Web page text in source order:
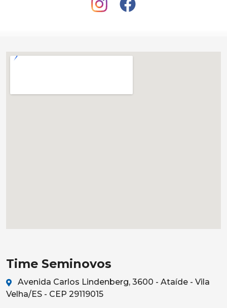
Time Seminovos
Avenida Carlos Lindenberg, 3600 - Ataíde - Vila
Velha/ES - CEP 29119015